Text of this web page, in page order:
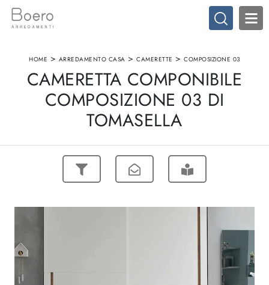
HOME > ARREDAMENTO CASA >CAMERETTE >COMPOSIZIONE 03
CAMERETTA COMPONIBILE
COMPOSIZIONE 03 DI
TOMASELLA